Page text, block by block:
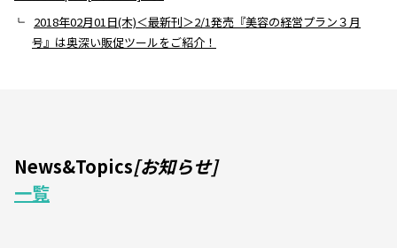
2018年02月01日(木)＜最新刊＞2/1発売『美容の経営プラン３月
号』は奥深い販促ツールをご紹介！
News&Topics[お知らせ]
一覧